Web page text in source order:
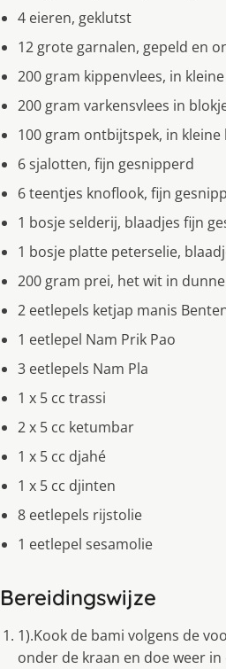
4 eieren, geklutst
12 grote garnalen, gepeld en
200 gram kippenvlees, in
200 gram varkensvlees in
100 gram ontbijtspek, in kleine
6 sjalotten, fijn gesnipperd
6 teentjes knoflook, fijn
1 bosje selderij, blaadjes fijn
1 bosje platte peterselie,
200 gram prei, het wit in
2 eetlepels ketjap manis
1 eetlepel Nam Prik Pao
3 eetlepels Nam Pla
1 x 5 cc trassi
2 x 5 cc ketumbar
1 x 5 cc djahé
1 x 5 cc djinten
8 eetlepels rijstolie
1 eetlepel sesamolie
Bereidingswijze
1).Kook de bami volgens de
onder de kraan en doe weer